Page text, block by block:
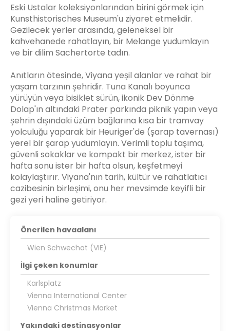
Eski Ustalar koleksiyonlarından birini görmek için
Kunsthistorisches Museum'u ziyaret etmelidir.
Gezilecek yerler arasında, geleneksel bir
kahvehanede rahatlayın, bir Melange yudumlayın
ve bir dilim Sachertorte tadın.
Anıtların ötesinde, Viyana yeşil alanlar ve rahat bir
yaşam tarzının şehridir. Tuna Kanalı boyunca
yürüyün veya bisiklet sürün, ikonik Dev Dönme
Dolap'ın altındaki Prater parkında piknik yapın veya
şehrin dışındaki üzüm bağlarına kısa bir tramvay
yolculuğu yaparak bir Heuriger'de (şarap tavernası)
yerel bir şarap yudumlayın. Verimli toplu taşıma,
güvenli sokaklar ve kompakt bir merkez, ister bir
hafta sonu ister bir hafta olsun, keşfetmeyi
kolaylaştırır. Viyana'nın tarih, kültür ve rahatlatıcı
cazibesinin birleşimi, onu her mevsimde keyifli bir
gezi yeri haline getiriyor.
Önerilen havaalanı
Wien Schwechat (VIE)
İlgi çeken konumlar
Karlsplatz
Vienna International Center
Vienna Christmas Market
Yakındaki destinasyonlar